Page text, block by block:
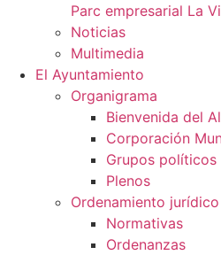
Parc empresarial La
Noticias
Multimedia
El Ayuntamiento
Organigrama
Bienvenida del
Corporación
Grupos políticos
Plenos
Ordenamiento jurídico
Normativas
Ordenanzas